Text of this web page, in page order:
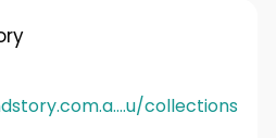
collections